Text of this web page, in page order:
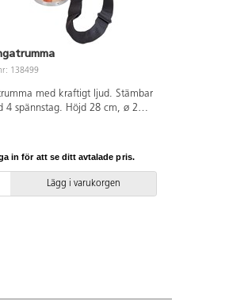
138499
med kraftigt ljud. Stämbar
4 spännstag. Höjd 28 cm, ø 20
in för att se ditt avtalade pris.
Lägg i varukorgen